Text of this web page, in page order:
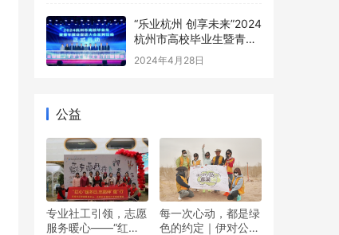
“乐业杭州 创享未来”2024
杭州市高校毕业生暨青年
就业促进大会圆满举行
2024年4月28日
公益
专业社工引领，志愿
服务暖心——“红心”
每一次心动，都是绿
色的约定｜伊对公益